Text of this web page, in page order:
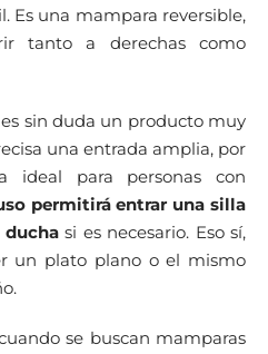
Es una mampara reversible,
tanto a derechas como
sin duda un producto muy
una entrada amplia, por
ideal para personas con
permitirá entrar una silla
ducha si es necesario. Eso sí,
un plato plano o el mismo
se buscan mamparas